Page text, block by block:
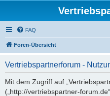
FAQ
Foren-Übersicht
Vertriebspartnerforum -
Mit dem Zugriff auf
(„http://vertriebspartner-